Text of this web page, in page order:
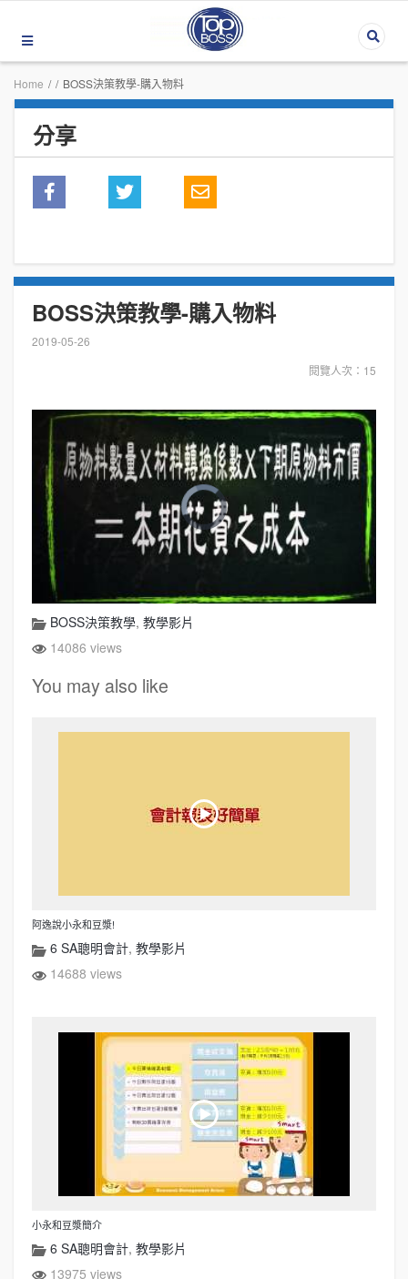
Home / / BOSS決策教學-購入物料
分享
BOSS決策教學-購入物料
2019-05-26
閱覽人次：15
BOSS決策教學, 教學影片
14086 views
You may also like
阿逸說小永和豆漿!
6 SA聰明會計, 教學影片
14688 views
小永和豆漿簡介
6 SA聰明會計, 教學影片
13975 views